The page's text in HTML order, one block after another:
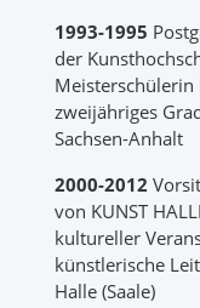
1993-1995
der
zweijähriges
Sachsen-Anhalt
2000-2012
von KUNST
kultureller
künstlerische
Halle (Saale)